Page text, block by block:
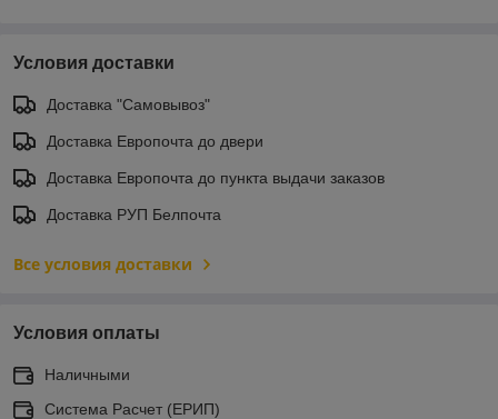
Условия доставки
Доставка "Самовывоз"
Доставка Европочта до двери
Доставка Европочта до пункта выдачи заказов
Доставка РУП Белпочта
Все условия доставки
Условия оплаты
Наличными
Система Расчет (ЕРИП)